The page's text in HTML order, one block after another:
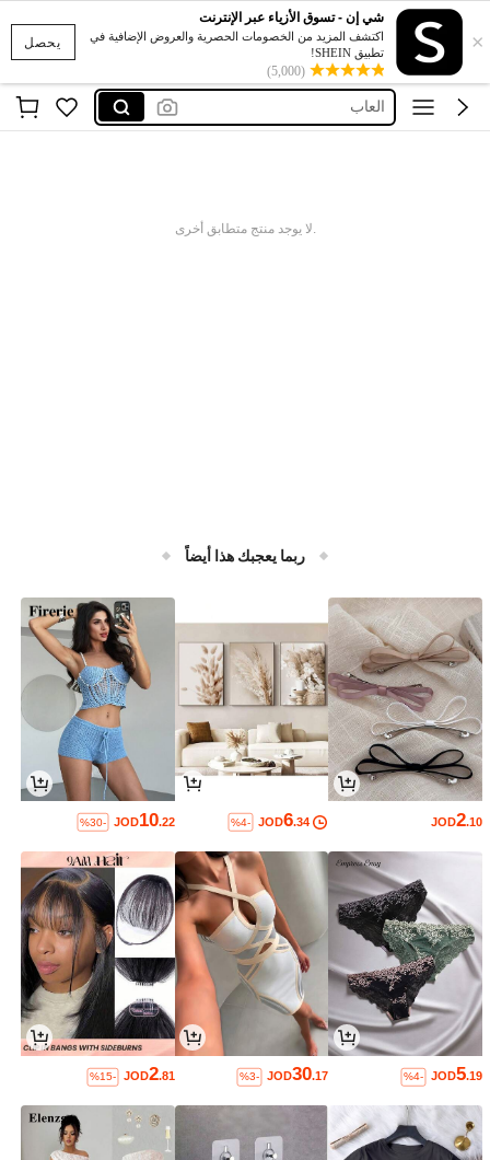
يحصل ×
شي إن - تسوق الأزياء عبر الإنترنت
اكتشف المزيد من الخصومات الحصرية والعروض الإضافية في
تطبيق SHEIN!
(5,000)
فستان
glowmod
العاب
فساتين
.لا يوجد منتج متطابق أخرى
ربما يعجبك هذا أيضاً
JOD2.10
JOD6.34
%4-
JOD10.22
%30-
JOD5.19
%4-
JOD30.17
%3-
JOD2.81
%15-